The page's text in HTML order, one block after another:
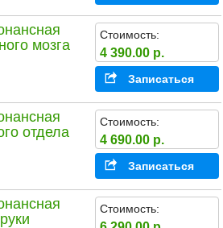
мозга
Стоимость:
4 390.00 р.
Записаться
отдела
Стоимость:
4 690.00 р.
Записаться
Стоимость: